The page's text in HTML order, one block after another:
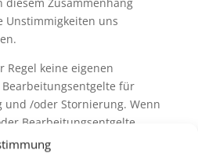
Unstimmigkeiten uns
Regel keine eigenen
für
und /oder Stornierung. Wenn
Bearbeitungsentgelte
sie vor der Buchung
hiervon ist der